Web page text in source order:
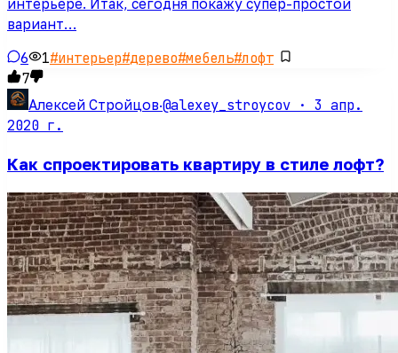
интерьере. Итак, сегодня покажу супер-простой
вариант…
6 1#интерьер#дерево#мебель#лофт
7
Алексей Стройцов·@alexey_stroycov · 3 апр.
2020 г.
Как спроектировать квартиру в стиле лофт?